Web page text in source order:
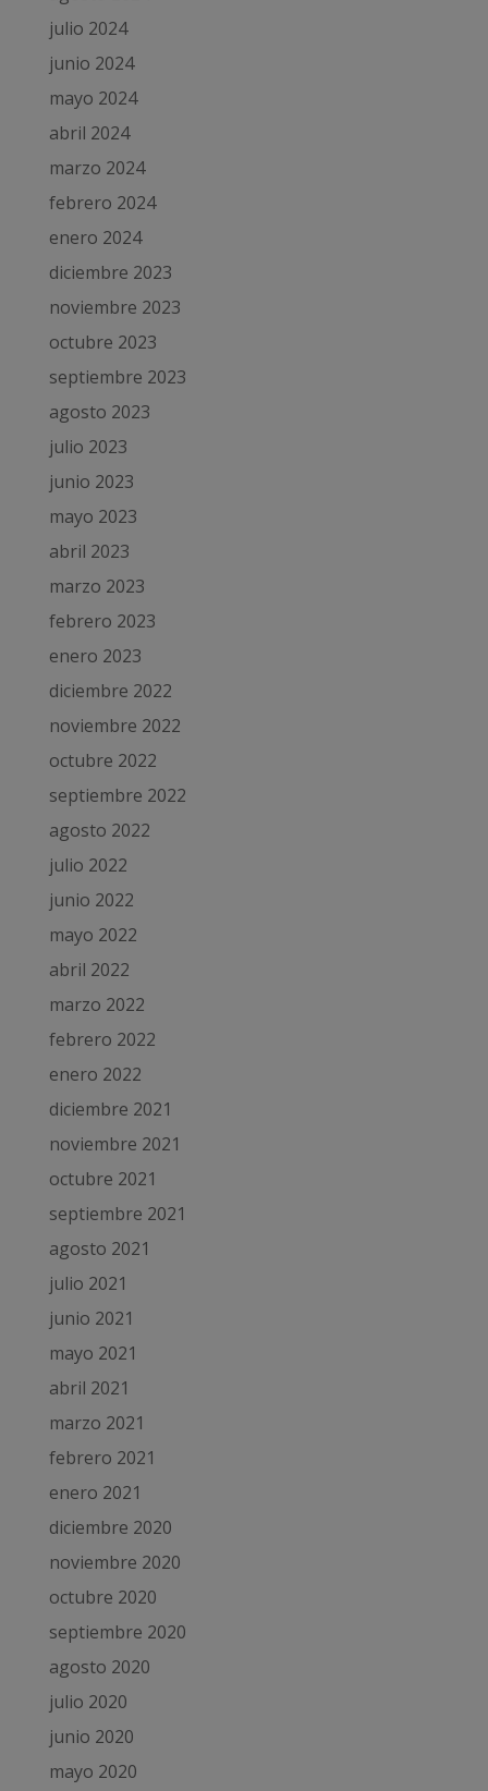
julio 2024
junio 2024
mayo 2024
abril 2024
marzo 2024
febrero 2024
enero 2024
diciembre 2023
noviembre 2023
octubre 2023
septiembre 2023
agosto 2023
julio 2023
junio 2023
mayo 2023
abril 2023
marzo 2023
febrero 2023
enero 2023
diciembre 2022
noviembre 2022
octubre 2022
septiembre 2022
agosto 2022
julio 2022
junio 2022
mayo 2022
abril 2022
marzo 2022
febrero 2022
enero 2022
diciembre 2021
noviembre 2021
octubre 2021
septiembre 2021
agosto 2021
julio 2021
junio 2021
mayo 2021
abril 2021
marzo 2021
febrero 2021
enero 2021
diciembre 2020
noviembre 2020
octubre 2020
septiembre 2020
agosto 2020
julio 2020
junio 2020
mayo 2020